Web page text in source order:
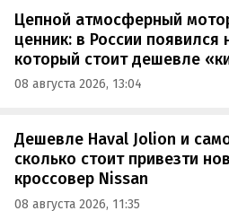
Цепной атмосферный
ценник: в России появился
который стоит дешевле
08 августа 2026, 13:04
Дешевле Haval Jolion и
сколько стоит привезти
кроссовер Nissan
08 августа 2026, 11:35